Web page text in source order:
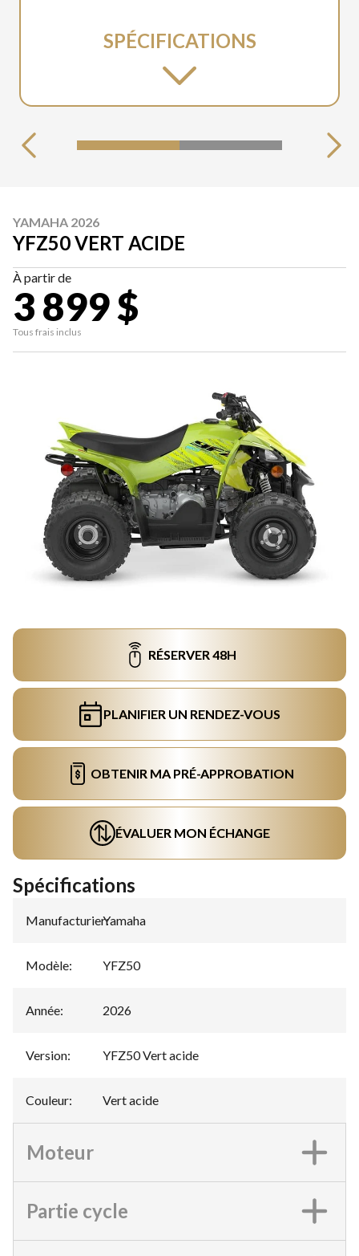
SPÉCIFICATIONS
YAMAHA 2026
YFZ50 VERT ACIDE
À partir de
3 899 $
Tous frais inclus
RÉSERVER 48H
PLANIFIER UN RENDEZ-VOUS
OBTENIR MA PRÉ-APPROBATION
ÉVALUER MON ÉCHANGE
Spécifications
Manufacturier:
Yamaha
Modèle: YFZ50
Année: 2026
Version: YFZ50 Vert acide
Couleur: Vert acide
Moteur
Partie cycle